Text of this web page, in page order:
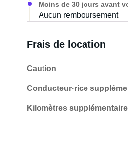
Moins de 30 jours avant
Aucun remboursement
Frais de location
Caution
Conducteur·rice
Kilomètres